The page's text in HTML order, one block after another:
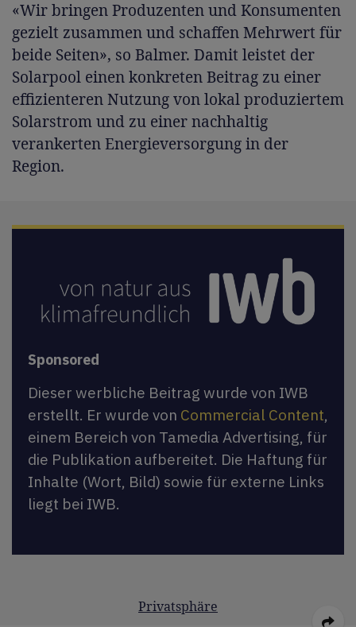
«Wir bringen Produzenten und Konsumenten
gezielt zusammen und schaffen Mehrwert für
beide Seiten», so Balmer. Damit leistet der
Solarpool einen konkreten Beitrag zu einer
effizienteren Nutzung von lokal produziertem
Solarstrom und zu einer nachhaltig
verankerten Energieversorgung in der
Region.
Sponsored
Dieser werbliche Beitrag wurde von IWB
erstellt. Er wurde von Commercial Content,
einem Bereich von Tamedia Advertising, für
die Publikation aufbereitet. Die Haftung für
Inhalte (Wort, Bild) sowie für externe Links
liegt bei IWB.
Privatsphäre